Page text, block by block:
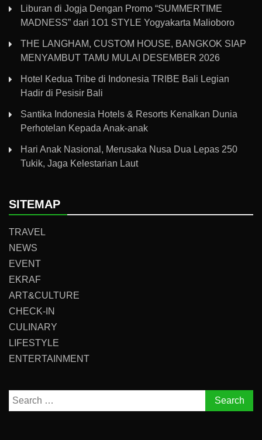
Liburan di Jogja Dengan Promo “SUMMERTIME
MADNESS” dari 1O1 STYLE Yogyakarta Malioboro
THE LANGHAM, CUSTOM HOUSE, BANGKOK SIAP
MENYAMBUT TAMU MULAI DESEMBER 2026
Hotel Kedua Tribe di Indonesia TRIBE Bali Legian
Hadir di Pesisir Bali
Santika Indonesia Hotels & Resorts Kenalkan Dunia
Perhotelan Kepada Anak-anak
Hari Anak Nasional, Merusaka Nusa Dua Lepas 250
Tukik, Jaga Kelestarian Laut
SITEMAP
TRAVEL
NEWS
EVENT
EKRAF
ART&CULTURE
CHECK-IN
CULINARY
LIFESTYLE
ENTERTAINMENT
Search
for: